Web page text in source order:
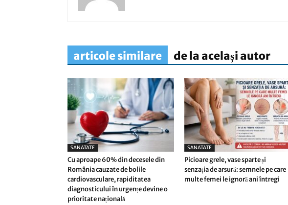
articole similare de la același autor
SANATATE
Cu aproape 60% din decesele din
România cauzate de bolile
cardiovasculare, rapiditatea
diagnosticului în urgențe devine o
prioritate națională
SANATATE
Picioare grele, vase sparte și
senzația de arsură: semnele pe care
multe femei le ignoră ani întregi